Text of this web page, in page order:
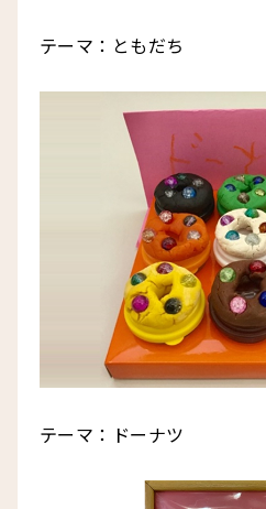
テーマ：ともだち
テーマ：ドーナツ